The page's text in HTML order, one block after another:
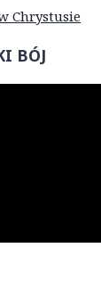
Chrystusie
BÓJ